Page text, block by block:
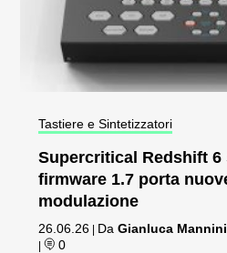
Tastiere e Sintetizzatori
Supercritical Redshift
firmware 1.7 porta
modulazione
26.06.26 | DaGianluca Mannini
| 0